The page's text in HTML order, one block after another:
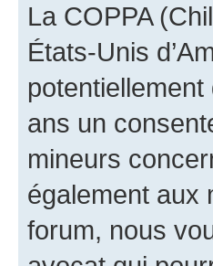
La COPPA
États-Unis
ans un
mineurs
également aux
forum, nous